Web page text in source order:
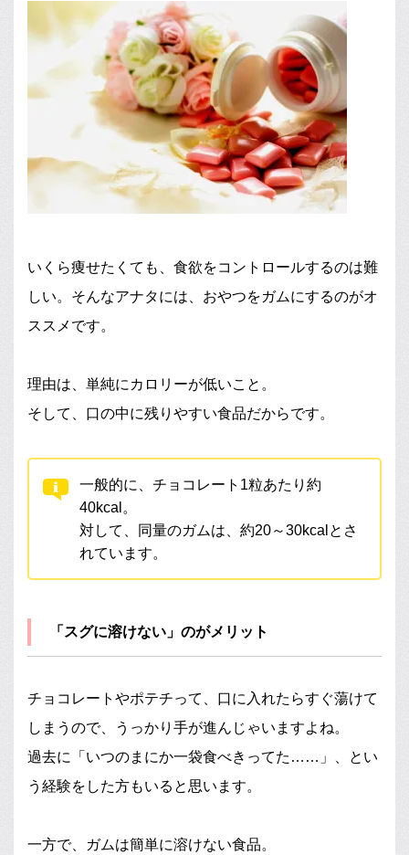
いくら痩せたくても、食欲をコントロールするのは難
しい。そんなアナタには、おやつをガムにするのがオ
ススメです。
理由は、単純にカロリーが低いこと。
そして、口の中に残りやすい食品だからです。
一般的に、チョコレート1粒あたり約
40kcal。
対して、同量のガムは、約20～30kcalとさ
れています。
「スグに溶けない」のがメリット
チョコレートやポテチって、口に入れたらすぐ蕩けて
しまうので、うっかり手が進んじゃいますよね。
過去に「いつのまにか一袋食べきってた……」、とい
う経験をした方もいると思います。
一方で、ガムは簡単に溶けない食品。